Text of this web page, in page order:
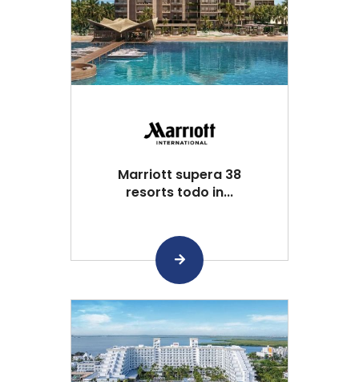
Marriott supera 38
resorts todo in...